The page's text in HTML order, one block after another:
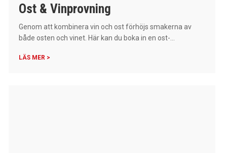
Ost & Vinprovning
Genom att kombinera vin och ost förhöjs smakerna av
både osten och vinet. Här kan du boka in en ost-...
LÄS MER >